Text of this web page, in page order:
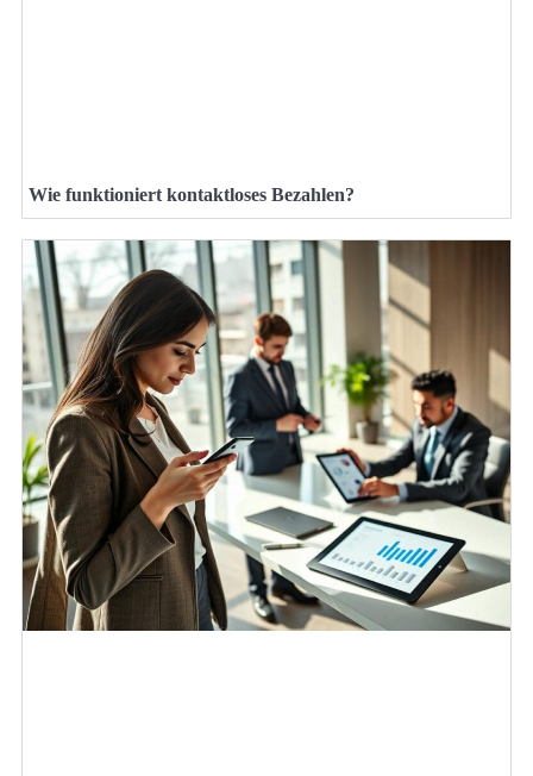
Wie funktioniert kontaktloses Bezahlen?